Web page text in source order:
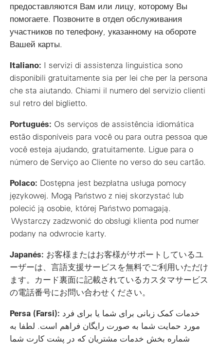
предоставляются Вам или лицу, которому Вы
помогаете. Позвоните в отдел обслуживания
участников по телефону, указанному на обороте
Вашей карты.
Italiano: I servizi di assistenza linguistica sono
disponibili gratuitamente sia per lei che per la persona
che sta aiutando. Chiami il numero del servizio clienti
sul retro del biglietto.
Portugués: Os serviços de assistência idiomática
estão disponíveis para você ou para outra pessoa que
você esteja ajudando, gratuitamente. Ligue para o
número de Serviço ao Cliente no verso do seu cartão.
Polaco: Dostępna jest bezpłatna usługa pomocy
językowej. Mogą Państwo z niej skorzystać lub
polecić ją osobie, której Państwo pomagają.
Wystarczy zadzwonić do obsługi klienta pod numer
podany na odwrocie karty.
Japanés: お客様またはお客様がサポートしているユ
ーザーは、言語支援サービスを無料でご利用いただけ
ます。カード裏面に記載されているカスタマサービス
の電話番号にお問い合わせください。
Persa (Farsi): خدمات کمک زبانی برای شما یا برای فرد
مورد حمایت شما به صورت رایگان فراهم است. لطفا به
شماره بخش خدمات مشتریان که در پشت کارت شما